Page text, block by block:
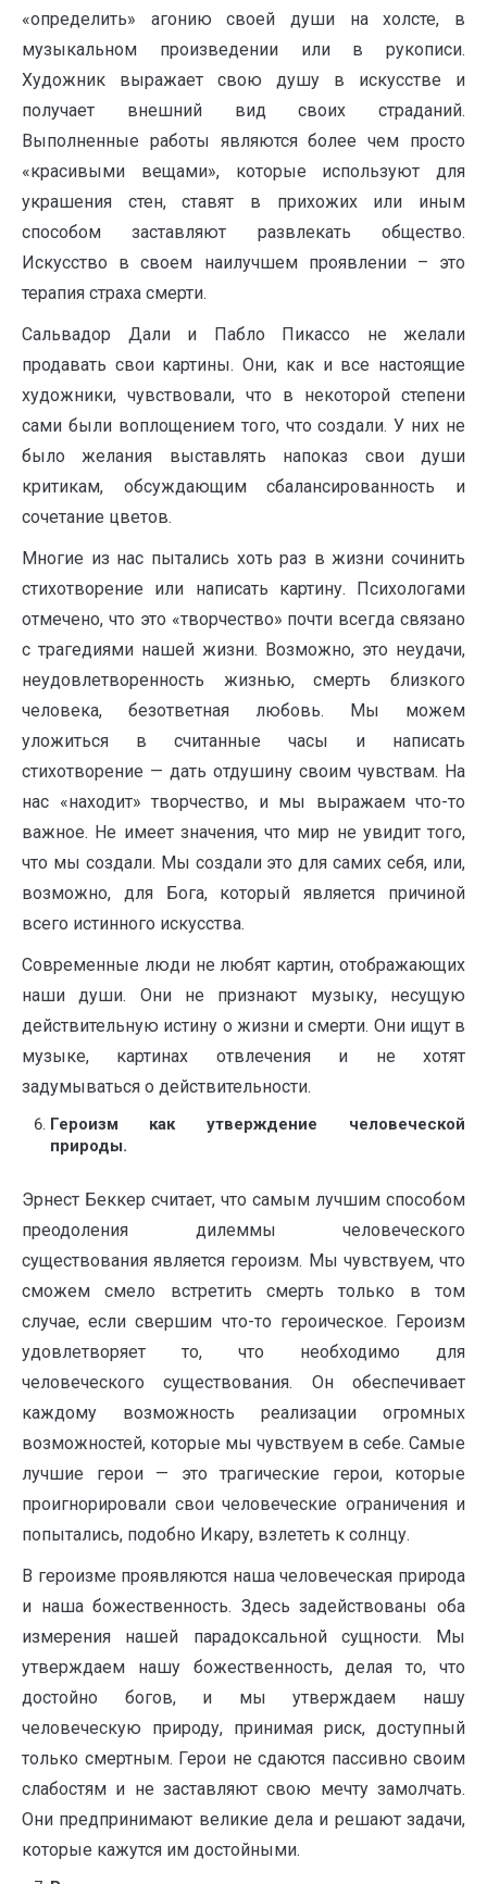
«определить» агонию своей души на холсте, в
музыкальном произведении или в рукописи.
Художник выражает свою душу в искусстве и
получает внешний вид своих страданий.
Выполненные работы являются более чем просто
«красивыми вещами», которые используют для
украшения стен, ставят в прихожих или иным
способом заставляют развлекать общество.
Искусство в своем наилучшем проявлении – это
терапия страха смерти.
Сальвадор Дали и Пабло Пикассо не желали
продавать свои картины. Они, как и все настоящие
художники, чувствовали, что в некоторой степени
сами были воплощением того, что создали. У них не
было желания выставлять напоказ свои души
критикам, обсуждающим сбалансированность и
сочетание цветов.
Многие из нас пытались хоть раз в жизни сочинить
стихотворение или написать картину. Психологами
отмечено, что это «творчество» почти всегда связано
с трагедиями нашей жизни. Возможно, это неудачи,
неудовлетворенность жизнью, смерть близкого
человека, безответная любовь. Мы можем
уложиться в считанные часы и написать
стихотворение — дать отдушину своим чувствам. На
нас «находит» творчество, и мы выражаем что-то
важное. Не имеет значения, что мир не увидит того,
что мы создали. Мы создали это для самих себя, или,
возможно, для Бога, который является причиной
всего истинного искусства.
Современные люди не любят картин, отображающих
наши души. Они не признают музыку, несущую
действительную истину о жизни и смерти. Они ищут в
музыке, картинах отвлечения и не хотят
задумываться о действительности.
Героизм как утверждение человеческой
природы.
Эрнест Беккер считает, что самым лучшим способом
преодоления дилеммы человеческого
существования является героизм. Мы чувствуем, что
сможем смело встретить смерть только в том
случае, если свершим что-то героическое. Героизм
удовлетворяет то, что необходимо для
человеческого существования. Он обеспечивает
каждому возможность реализации огромных
возможностей, которые мы чувствуем в себе. Самые
лучшие герои — это трагические герои, которые
проигнорировали свои человеческие ограничения и
попытались, подобно Икару, взлететь к солнцу.
В героизме проявляются наша человеческая природа
и наша божественность. Здесь задействованы оба
измерения нашей парадоксальной сущности. Мы
утверждаем нашу божественность, делая то, что
достойно богов, и мы утверждаем нашу
человеческую природу, принимая риск, доступный
только смертным. Герои не сдаются пассивно своим
слабостям и не заставляют свою мечту замолчать.
Они предпринимают великие дела и решают задачи,
которые кажутся им достойными.